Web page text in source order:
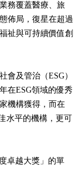
務覆蓋醫療、旅
佈局，復星在超過
祉與可持續價值創
會及管治（ESG）
在ESG領域的優秀
機構獲得，而在
水平的機構，更可
卓越大獎」的單